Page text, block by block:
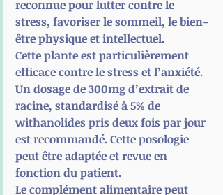
reconnue pour lutter contre le
stress, favoriser le sommeil, le bien-
être physique et intellectuel.
Cette plante est particulièrement
efficace contre le stress et l’anxiété.
Un dosage de 300mg d’extrait de
racine, standardisé à 5% de
withanolides pris deux fois par jour
est recommandé. Cette posologie
peut être adaptée et revue en
fonction du patient.
Le complément alimentaire peut